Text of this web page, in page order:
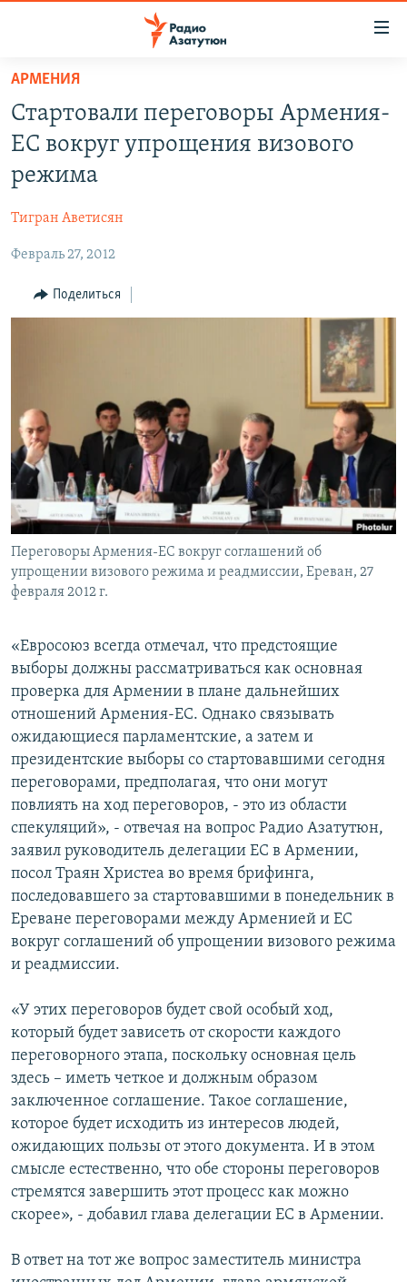
Перейти
основному
содержанию
основной
навигации
Перейти
поиску
НОВОСТИ
ПОЛИТИКА
ЭКОНОМИКА
РЕГИОН
НАГОРНЫЙ КАРАБАХ
Հայերեն
English
Русский
Все сайты Радио Азатутюн
АРМЕНИЯ
Стартовали переговоры Армения-
ЕС вокруг упрощения визового
режима
Тигран Аветисян
Февраль 27, 2012
Поделиться
Переговоры Армения-ЕС вокруг соглашений об
упрощении визового режима и реадмиссии, Ереван, 27
февраля 2012 г.
«Евросоюз всегда отмечал, что предстоящие
выборы должны рассматриваться как основная
проверка для Армении в плане дальнейших
отношений Армения-ЕС. Однако связывать
ожидающиеся парламентские, а затем и
президентские выборы со стартовавшими сегодня
переговорами, предполагая, что они могут
повлиять на ход переговоров, - это из области
спекуляций», - отвечая на вопрос Радио Азатутюн,
заявил руководитель делегации ЕС в Армении,
посол Траян Христеа во время брифинга,
последовавшего за стартовавшими в понедельник в
Ереване переговорами между Арменией и ЕС
вокруг соглашений об упрощении визового режима
и реадмиссии.
«У этих переговоров будет свой особый ход,
который будет зависеть от скорости каждого
переговорного этапа, поскольку основная цель
здесь – иметь четкое и должным образом
заключенное соглашение. Такое соглашение,
которое будет исходить из интересов людей,
ожидающих пользы от этого документа. И в этом
смысле естественно, что обе стороны переговоров
стремятся завершить этот процесс как можно
скорее», - добавил глава делегации ЕС в Армении.
В ответ на тот же вопрос заместитель министра